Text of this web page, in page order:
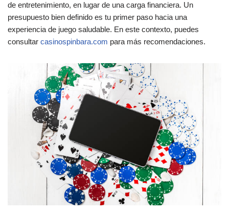
de entretenimiento, en lugar de una carga financiera. Un
presupuesto bien definido es tu primer paso hacia una
experiencia de juego saludable. En este contexto, puedes
consultar casinospinbara.com para más recomendaciones.